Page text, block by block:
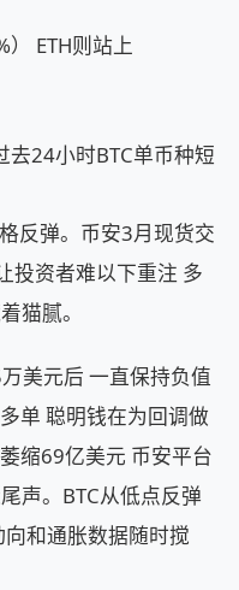
） ETH则站上
去24小时BTC单币种短
反弹。币安3月现货交
投资者难以下重注 多
猫腻。
美元后 一直保持负值
单 聪明钱在为回调做
缩69亿美元 币安平台
声。BTC从低点反弹
和通胀数据随时搅